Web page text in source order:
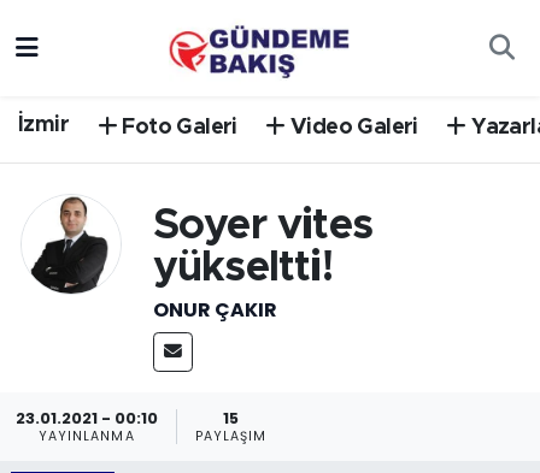
İzmir Foto Galeri Video Galeri
Soyer vites
yükseltti!
ONUR ÇAKIR
23.01.2021 - 00:10
YAYINLANMA
15
PAYLAŞIM
DÜNYA
EGE
Trafik Durumu
Süper Lig Puan Durumu ve Fikstür
Tüm Manşetler